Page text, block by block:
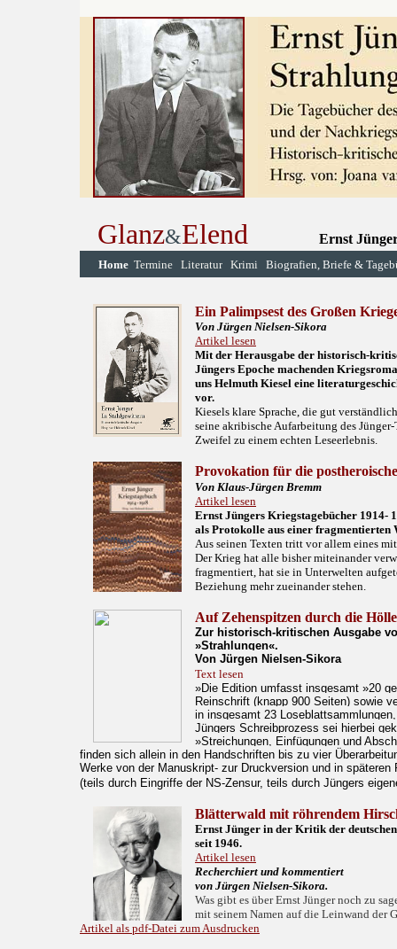
Glanz&Elend Ernst
Home Termine Literatur Krimi Biografien, Briefe &
Ein Palimpsest des Großen
Von Jürgen Nielsen-Sikora
Artikel lesen
Mit der Herausgabe der historisch-
Jüngers Epoche machenden
uns Helmuth Kiesel eine
vor.
Kiesels klare Sprache, die gut
seine akribische Aufarbeitung des
Zweifel zu einem echten Leseerlebnis.
Provokation für die
Von Klaus-Jürgen Bremm
Artikel lesen
Ernst Jüngers Kriegstagebücher 1914-
als Protokolle aus einer fragmentierten
Aus seinen Texten tritt vor allem eines
Der Krieg hat alle bisher miteinander
fragmentiert, hat sie in Unterwelten
Beziehung mehr zueinander stehen.
Auf Zehenspitzen durch die Hölle
Zur historisch-kritischen Ausgabe
»Strahlungen«.
Von Jürgen Nielsen-Sikora
Text lesen
»Die Edition umfasst insgesamt »20
Reinschrift (knapp 900 Seiten) sowie
in insgesamt 23
Jüngers Schreibprozess sei hierbei
»Streichungen, Einfügungen und
finden sich allein in den Handschriften bis zu vier
Werke von der Manuskript- zur Druckversion und in späteren
(teils durch Eingriffe der NS-Zensur, teils durch Jüngers
Blätterwald mit röhrendem
Ernst Jünger in der Kritik der deutschen
seit 1946.
Artikel lesen
Recherchiert und kommentiert
von Jürgen Nielsen-Sikora.
Was gibt es über Ernst Jünger noch zu
mit seinem Namen auf die Leinwand der
Artikel als pdf-Datei zum Ausdrucken